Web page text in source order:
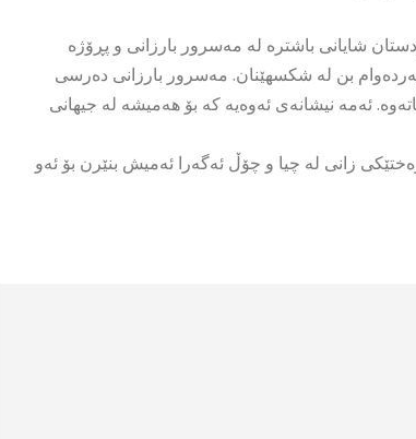
شایانی باشترە لە مەسرور بارزانی و پڕۆژە
بن لە شکسهێنان. مەسرور بارزانی دەرسی
ئەمە نیشانەی ئەوەیە کە بۆ هەمیشە لە جیهانی
زانی لە چیا و چۆڵ ئەگەرا ئەمیش بنێرن بۆ ئەو